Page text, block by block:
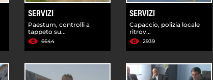
SERVIZI
Paestum, controlli a
tappeto su...
6644
SERVIZI
Capaccio, polizia locale
ritrov...
2939